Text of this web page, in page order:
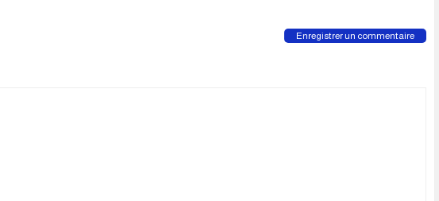
Enregistrer un commentaire